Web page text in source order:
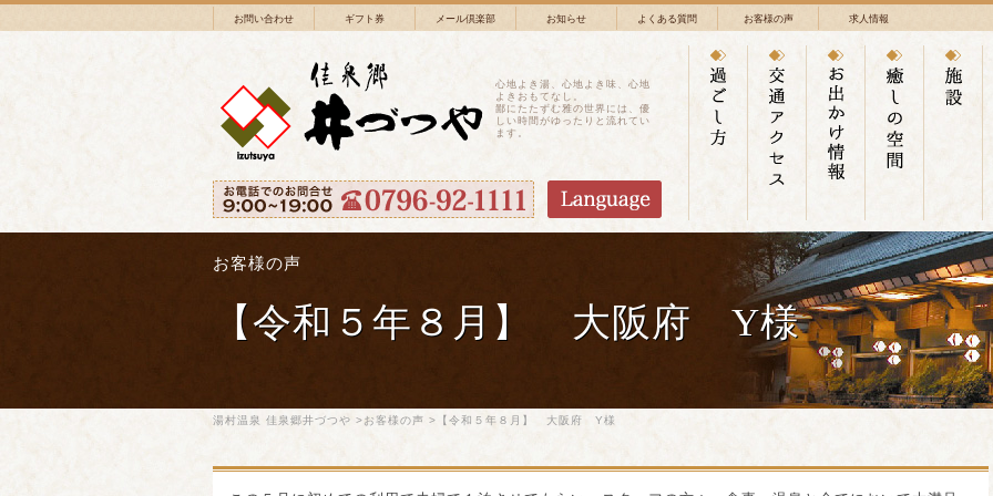
お問い合わせ ギフト券 メール倶楽部 お知らせ よくある質問 お客様の声 求人情報
心地よき湯、心地よき味、心地
よきおもてなし。
鄙にたたずむ雅の世界には、優
しい時間がゆったりと流れてい
ます。
お客様の声
【令和５年８月】 大阪府 Y様
湯村温泉 佳泉郷井づつや >お客様の声 >【令和５年８月】 大阪府 Y様